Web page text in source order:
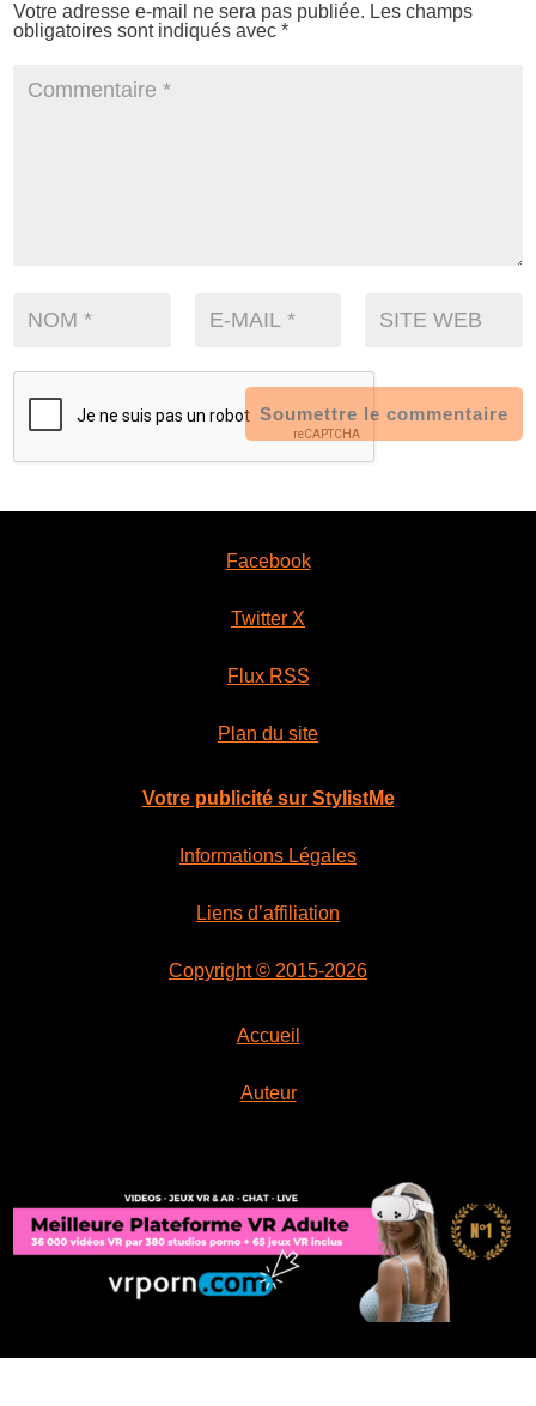
Votre adresse e-mail ne sera pas publiée. Les champs
obligatoires sont indiqués avec*
Soumettre le commentaire
Facebook
Twitter X
Flux RSS
Plan du site
Votre publicité sur StylistMe
Informations Légales
Liens d’affiliation
Copyright © 2015-2026
Accueil
Auteur